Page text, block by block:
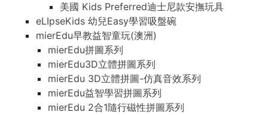
美國 Kids Preferred迪士尼款安撫玩具
eLIpseKids 幼兒Easy學習吸盤碗
mierEdu早教益智童玩(澳洲)
mierEdu拼圖系列
mierEdu3D立體拼圖系列
mierEdu 3D立體拼圖-仿真音效系列
mierEdu益智學習拼圖系列
mierEdu 2合1隨行磁性拼圖系列